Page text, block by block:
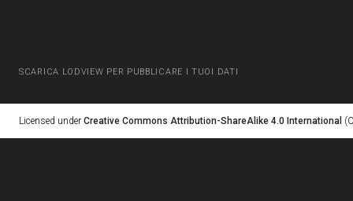
SCARICA LODVIEW PER PUBBLICARE I TUOI DATI
Licensed under Creative Commons Attribution-ShareAlike 4.0 International